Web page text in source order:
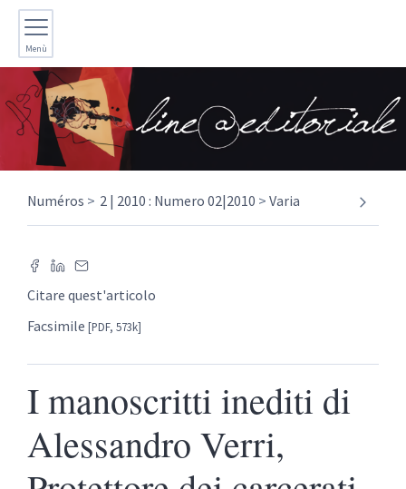
Menù
Numéros 2 | 2010 : Numero 02|2010 Varia
Citare quest'articolo
Facsimile [PDF, 573k]
I manoscritti inediti di
Alessandro Verri,